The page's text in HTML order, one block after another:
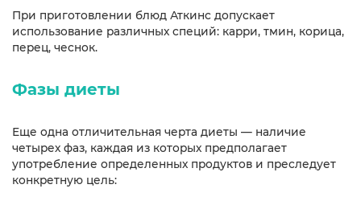
При приготовлении блюд Аткинс допускает
использование различных специй: карри, тмин, корица,
перец, чеснок.
Фазы диеты
Еще одна отличительная черта диеты — наличие
четырех фаз, каждая из которых предполагает
употребление определенных продуктов и преследует
конкретную цель: